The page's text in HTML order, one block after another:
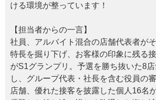
ける環境が整っています！
【担当者からの一言】
社員、アルバイト混合の店舗代表者が
特長を掘り下げ、お客様の印象に残る
がS1グランプリ。予選を勝ち抜いた8
し、グループ代表・社長を含む役員の
店舗、優れた接客を披露した個人16名